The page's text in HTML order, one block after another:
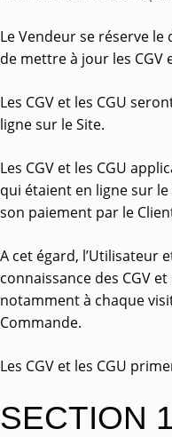
Le Vendeur se réserve
de mettre à jour les CGV
Les CGV et les CGU
ligne sur le Site.
Les CGV et les CGU
qui étaient en ligne sur
son paiement par le
A cet égard, l’Utilisateur
connaissance des CGV
notamment à chaque
Commande.
Les CGV et les CGU
SECTION